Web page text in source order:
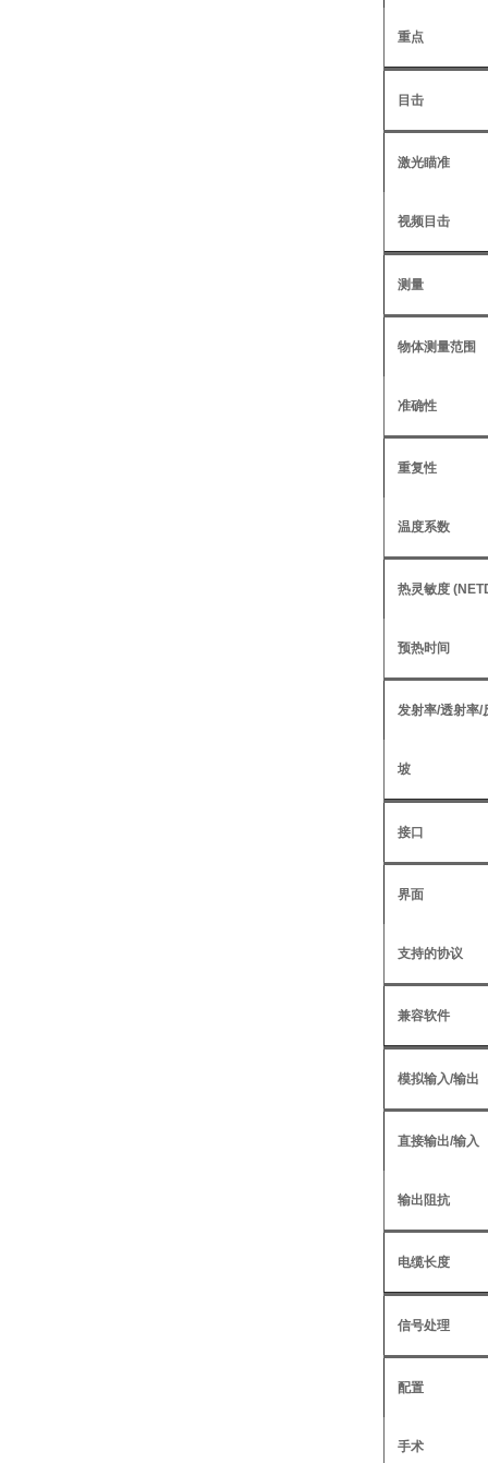
重点
目击
激光瞄准
视频目击
测量
物体测量范围
准确性
重复性
温度系数
热灵敏度
预热时间
发射率/透射率/
坡
接口
界面
支持的协议
兼容软件
模拟输入/输出
直接输出/输入
输出阻抗
电缆长度
信号处理
配置
手术